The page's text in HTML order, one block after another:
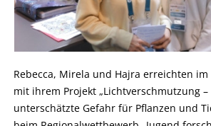
Rebecca, Mirela und Hajra erreichten
mit ihrem Projekt „Lichtverschmutzung –
unterschätzte Gefahr für Pflanzen und